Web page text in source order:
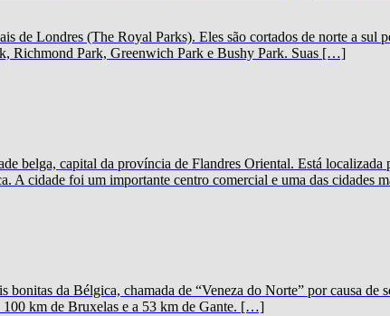
de Londres (The Royal Parks). Eles são cortados de norte a
Richmond Park, Greenwich Park e Bushy Park. Suas […]
belga, capital da província de Flandres Oriental. Está
A cidade foi um importante centro comercial e uma das cidades
bonitas da Bélgica, chamada de “Veneza do Norte” por causa
100 km de Bruxelas e a 53 km de Gante. […]